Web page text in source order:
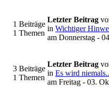
1 Beiträge
1 Themen
Letzter Beitrag
in Wichtiger
am Donnerstag -
3 Beiträge
1 Themen
Letzter Beitrag
in Es wird
am Freitag - 03.